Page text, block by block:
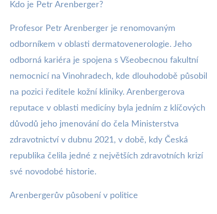
Kdo je Petr Arenberger?
Profesor Petr Arenberger je renomovaným
odborníkem v oblasti dermatovenerologie. Jeho
odborná kariéra je spojena s Všeobecnou fakultní
nemocnicí na Vinohradech, kde dlouhodobě působil
na pozici ředitele kožní kliniky. Arenbergerova
reputace v oblasti medicíny byla jedním z klíčových
důvodů jeho jmenování do čela Ministerstva
zdravotnictví v dubnu 2021, v době, kdy Česká
republika čelila jedné z největších zdravotních krizí
své novodobé historie.
Arenbergerův působení v politice